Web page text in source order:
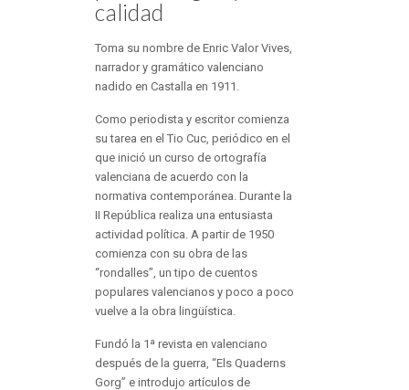
calidad
Toma su nombre de Enric Valor Vives,
narrador y gramático valenciano
nadido en Castalla en 1911.
Como periodista y escritor comienza
su tarea en el Tio Cuc, periódico en el
que inició un curso de ortografía
valenciana de acuerdo con la
normativa contemporánea. Durante la
II República realiza una entusiasta
actividad política. A partir de 1950
comienza con su obra de las
“rondalles”, un tipo de cuentos
populares valencianos y poco a poco
vuelve a la obra lingüística.
Fundó la 1ª revista en valenciano
después de la guerra, “Els Quaderns
Gorg” e introdujo artículos de